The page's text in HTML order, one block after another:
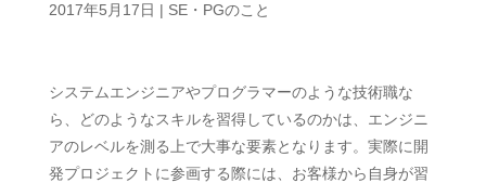
2017年5月17日 | SE・PGのこと
システムエンジニアやプログラマーのような技術職な
ら、どのようなスキルを習得しているのかは、エンジニ
アのレベルを測る上で大事な要素となります。実際に開
発プロジェクトに参画する際には、お客様から自身が習